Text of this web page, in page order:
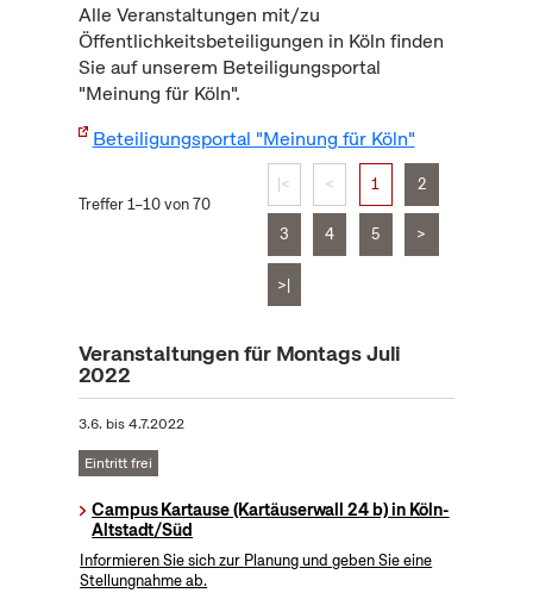
Alle Veranstaltungen mit/zu
Öffentlichkeitsbeteiligungen in Köln finden
Sie auf unserem Beteiligungsportal
"Meinung für Köln".
Beteiligungsportal "Meinung für Köln"
Treffer 1–10 von 70
|< < 1 2
3 4 5 >
>|
Veranstaltungen für Montags Juli
2022
3.6. bis4.7.2022
Eintritt frei
Campus Kartause (Kartäuserwall 24 b) in Köln-
Altstadt/Süd
Informieren Sie sich zur Planung und geben Sie eine
Stellungnahme ab.